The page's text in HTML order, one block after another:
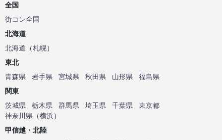
全国
街コン全国
北海道
北海道 （札幌）
東北
青森県
岩手県 宮城県 秋田県 山形県
福島県
関東
茨城県
栃木県 群馬県 埼玉県 千葉県
東京都
神奈川県 （横浜）
甲信越・北陸